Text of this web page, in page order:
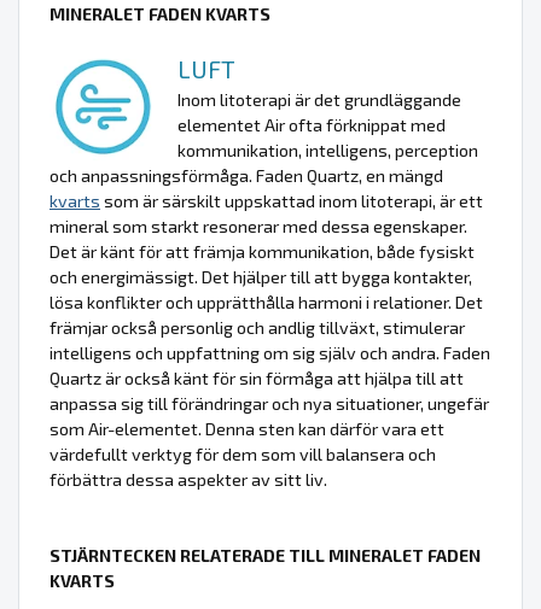
MINERALET FADEN KVARTS
LUFT
Inom litoterapi är det grundläggande
elementet Air ofta förknippat med
kommunikation, intelligens, perception
och anpassningsförmåga. Faden Quartz, en mängd
kvarts som är särskilt uppskattad inom litoterapi, är ett
mineral som starkt resonerar med dessa egenskaper.
Det är känt för att främja kommunikation, både fysiskt
och energimässigt. Det hjälper till att bygga kontakter,
lösa konflikter och upprätthålla harmoni i relationer. Det
främjar också personlig och andlig tillväxt, stimulerar
intelligens och uppfattning om sig själv och andra. Faden
Quartz är också känt för sin förmåga att hjälpa till att
anpassa sig till förändringar och nya situationer, ungefär
som Air-elementet. Denna sten kan därför vara ett
värdefullt verktyg för dem som vill balansera och
förbättra dessa aspekter av sitt liv.
STJÄRNTECKEN RELATERADE TILL MINERALET FADEN
KVARTS